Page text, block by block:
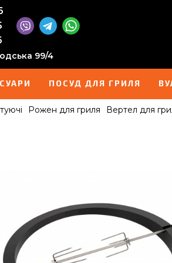
99/4
ПОСУД ДЛЯ ГРИЛЯ
Рожен для гриля Вертел для